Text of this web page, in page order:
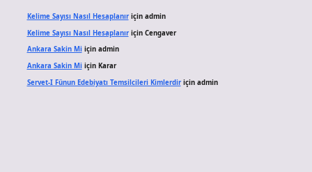
Kelime Sayısı Nasıl Hesaplanıriçin admin
Kelime Sayısı Nasıl Hesaplanıriçin Cengaver
Ankara Sakin Miiçin admin
Ankara Sakin Miiçin Karar
Servet-I Fünun Edebiyatı Temsilcileri Kimlerdiriçin admin